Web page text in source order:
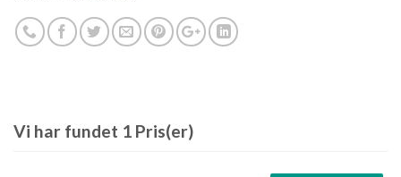
Vi har fundet 1 Pris(er)